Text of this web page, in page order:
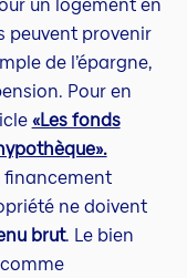
peuvent provenir
de l’épargne,
Pour en
«Les fonds
financement
ne doivent
brut. Le bien